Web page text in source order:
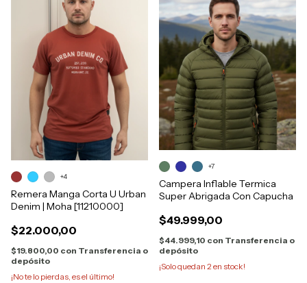
Remera Manga Corta U Urban
Denim | Moha [11210000]
$22.000,00
$19.800,00 con Transferencia o
depósito
¡No te lo pierdas, es el último!
+4
Campera Inflable Termica
Super Abrigada Con Capucha
$49.999,00
$44.999,10 con Transferencia o
depósito
¡Solo quedan 2 en stock!
+7